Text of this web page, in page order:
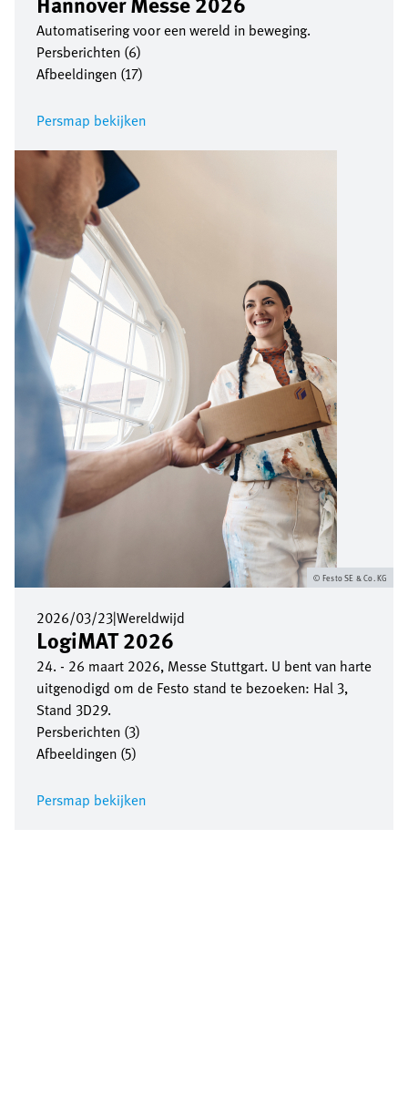
Automatisering voor een wereld in beweging.
Persberichten (6)
Afbeeldingen (17)
Persmap bekijken
2026/03/23|Wereldwijd
LogiMAT 2026
24. - 26 maart 2026, Messe Stuttgart. U bent van harte
uitgenodigd om de Festo stand te bezoeken: Hal 3,
Stand 3D29.
Persberichten (3)
Afbeeldingen (5)
Persmap bekijken
Afbeelding
Festo SE & Co. KG